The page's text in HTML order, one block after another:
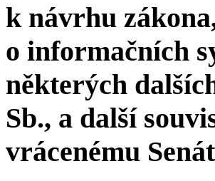
k návrhu
o informačních
některých
Sb., a další
vrácenému